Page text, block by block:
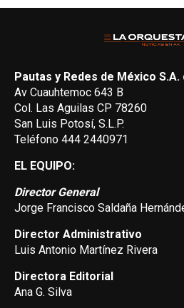
Pautas y Redes de México S.A.
Av Cuauhtemoc 643 B
Col. Las Aguilas CP 78260
San Luis Potosí, S.L.P.
Teléfono 444 2440971
EL EQUIPO:
Director General
Jorge Francisco Saldaña
Director Administrativo
Luis Antonio Martínez Rivera
Directora Editorial
Ana G. Silva